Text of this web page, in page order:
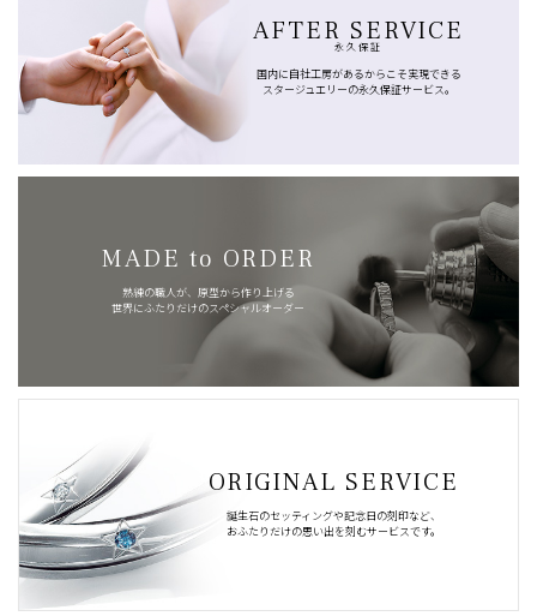
AFTER SERVICE
永久保証
国内に自社工房があるからこそ実現できる
スタージュエリーの永久保証サービス。
MADE to ORDER
熟練の職人が、原型から作り上げる
世界にふたりだけのスペシャルオーダー
ORIGINAL SERVICE
誕生石のセッティングや記念日の刻印など、
おふたりだけの思い出を刻むサービスです。